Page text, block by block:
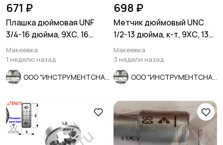
671 ₽
Плашка дюймовая UNF
3/4-16 дюйма, 9ХС, 16
нитей, мелкий шаг, 45/14
мм
Макеевка
1 неделю назад
698 ₽
Метчик дюймовый UNC
1/2-13 дюйма, к-т, 9ХС, 13
ниток на дюйм, 90/30
Макеевка
3 недели назад